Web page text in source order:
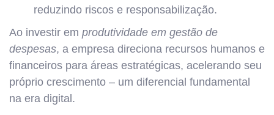
reduzindo riscos e responsabilização.
Ao investir em produtividade em gestão de
despesas, a empresa direciona recursos humanos e
financeiros para áreas estratégicas, acelerando seu
próprio crescimento – um diferencial fundamental
na era digital.